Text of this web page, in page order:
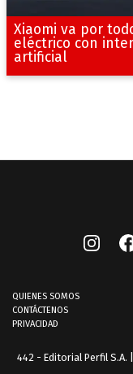
Xiaomi va por
eléctrico con
artificial
QUIENES SOMOS
CONTÁCTENOS
PRIVACIDAD
442 - Editorial Perfil S.A.